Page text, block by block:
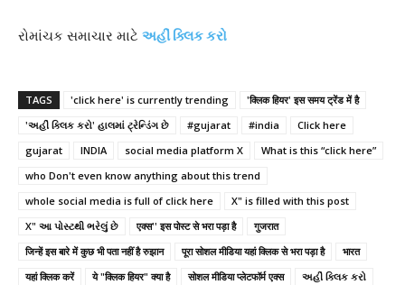
રોમાંચક સમાચાર માટે અહીં ક્લિક કરો
TAGS 'click here' is currently trending
'क्लिक हियर' इस समय ट्रेंड में है
'અહીં ક્લિક કરો' હાલમાં ટ્રેન્ડિંગ છે
#gujarat #india
Click here
gujarat
INDIA social media platform X
What is this “click here”
who Don't even know anything about this trend
whole social media is full of click here
X" is filled with this post
X" આ પોસ્ટથી ભરેલું છે
एक्स'' इस पोस्ट से भरा पड़ा है
गुजरात
जिन्हें इस बारे में कुछ भी पता नहीं है रुझान
पूरा सोशल मीडिया यहां क्लिक से भरा पड़ा है
भारत
यहां क्लिक करें
ये "क्लिक हियर" क्या है सोशल मीडिया प्लेटफॉर्म एक्स
અહીં ક્લિક કરો